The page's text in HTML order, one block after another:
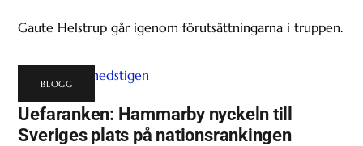
Gaute Helstrup går igenom förutsättningarna i truppen.
BLOGG
Uefaranken: Hammarby nyckeln till
Sveriges plats på nationsrankingen